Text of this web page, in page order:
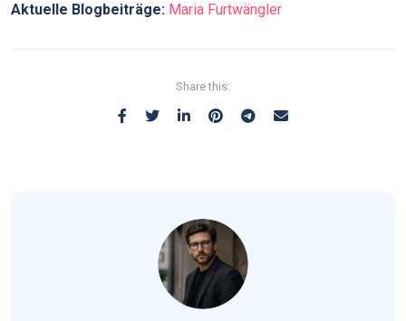
Aktuelle Blogbeiträge: Maria Furtwängler
Share this: